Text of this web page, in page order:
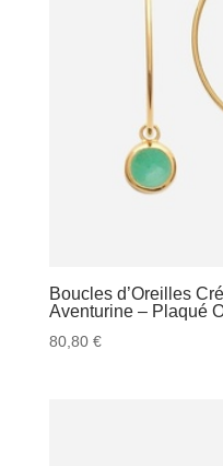
Boucles d’Oreilles
Aventurine – Plaqué
80,80 €